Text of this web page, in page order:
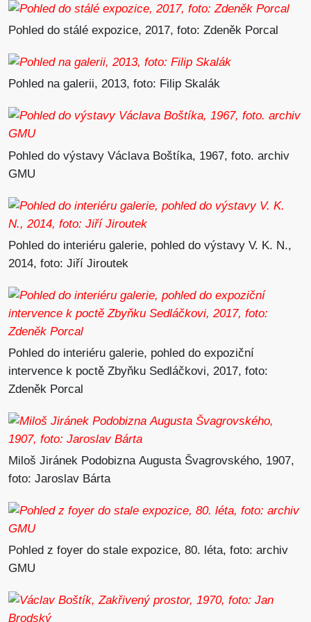
a podpořit tak mladé tvůrce v jejich práci. Vzhledem
k překotným událostem první poloviny 20. století však
jeho přání zůstalo nenaplněno. V první polovině 20.
Nezbytnou péči o ni zajišťovalo kuratorium. První
možnost seznámit se s ní měli obyvatelé Roudnice
v roce 1913. Od té doby byla – vyjma válečných let, kdy
přístupná veřejnosti. Dlouhá léta však hledala vhodné
prostory pro trvalou prezentaci.
Počátky Galerie moderního umění jako muzejní instituce
V 50. letech přišel do Roudnice nad Labem historik
vzniku roudnické galerie jakožto odborné muzejní
instituce a od roku 1959 také její první ředitel. Společně
s architektem Pavlem Mošťákem z památkového ústavu
pro potřeby sbírky získal objekt barokní jízdárny
v areálu roudnického zámku. V roce 1961 začala
přebudována na moderní výstavní síň. Objekt byl
rozdělen na dvě části – vstupní foyer, využívané jako
a výstavní sál určený pro prezentaci stálé expozice
a krátkodobých výstav.
Paralelně s adaptací budovy rozšiřoval Saxl stávající
sbírkový fond o nové akvizice. Usiloval o to, aby sbírka
dění v umění první poloviny 20. století i aktuální
výtvarné projevy. Sbírka se do roku 1965 rozrostla na
bezmála tisícovku uměleckých děl, k nejvýznamnějším
ziskům patřila plátna Antonína Procházky, Josefa
Medka. Do stálé expozice Saxl vybral reprezentativní
průřez mapující vývoj malířství první poloviny 20. století
Pohled do stálé expozice, 2017, foto: Zdeněk Porcal
Pohled na galerii, 2013, foto: Filip Skalák
Pohled do výstavy Václava Boštíka, 1967, foto. archiv
GMU
Pohled do interiéru galerie, pohled do výstavy V. K. N.,
2014, foto: Jiří Jiroutek
Pohled do interiéru galerie, pohled do expoziční
intervence k poctě Zbyňku Sedláčkovi, 2017, foto:
Zdeněk Porcal
Miloš Jiránek Podobizna Augusta Švagrovského, 1907,
foto: Jaroslav Bárta
Pohled z foyer do stale expozice, 80. léta, foto: archiv
GMU